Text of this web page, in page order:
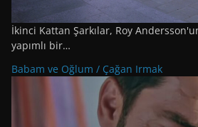
İkinci Kattan Şarkılar, Roy
yapımlı bir…
Babam ve Oğlum / Çağan Irmak